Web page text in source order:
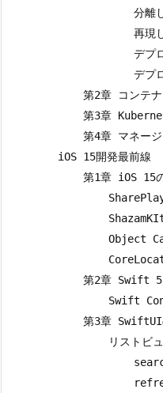
分離
再現
デプ
デプ
第2章 コンテナ
第3章
第4章 マネージ
        iOS 15開発最前線
第1章 iOS 15
Object
第2章 Swift
Swift
第3章 SwiftUI
リストビ